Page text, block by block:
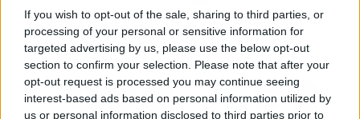
If you wish to opt-out of the sale, sharing to third parties, or
processing of your personal or sensitive information for
targeted advertising by us, please use the below opt-out
section to confirm your selection. Please note that after your
opt-out request is processed you may continue seeing
interest-based ads based on personal information utilized by
us or personal information disclosed to third parties prior to
"quedó enterrada la
buena gestión del PNV"
declara como testigo en
el 'caso Ghali'